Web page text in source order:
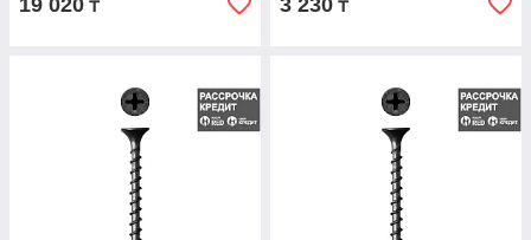
19 020 ₸ 3 230 ₸